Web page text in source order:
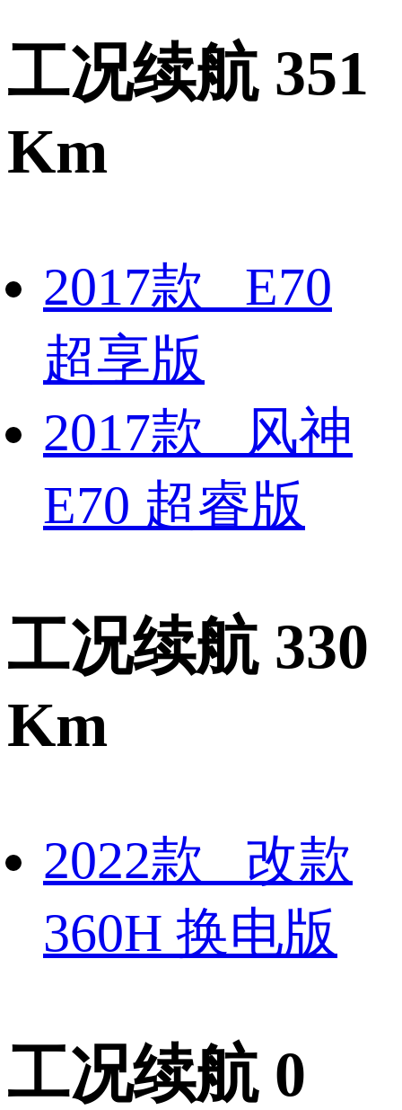
工况续航 351
Km
2017款 E70
超享版
2017款 风神
E70 超睿版
工况续航 330
Km
2022款 改款
360H 换电版
工况续航 0